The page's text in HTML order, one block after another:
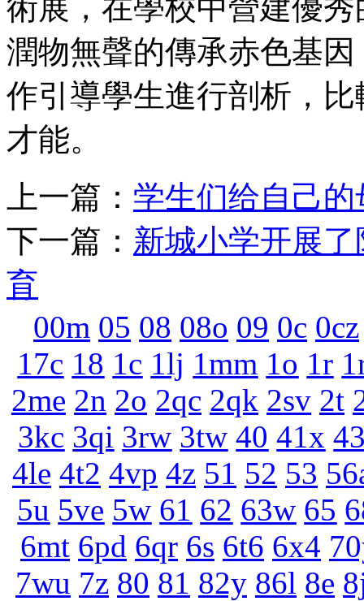
術展，在學校中營建優
潤物無聲的傳承赤色基
作引導學生進行剖析，
才能。
上一篇： 学生们给自己
下一篇： 新城小学开展
育
00m 05 08 08o 09 0c 0cz
17c 18 1c 1lj 1mm 1o 1r
2me 2n 2o 2qc 2qk 2sv 2t
3kc 3qi 3rw 3tw 40 41x
4le 4t2 4vp 4z 51 52 53
5u 5ve 5w 61 62 63w 65
6mt 6pd 6qr 6s 6t6 6x4
7wu 7z 80 81 82y 86l 8e